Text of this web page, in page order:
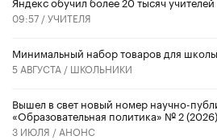
09:57 /УЧИТЕЛЯ
Минимальный набор товаров для
5 АВГУСТА / ШКОЛЬНИКИ
Вышел в свет новый номер научно-
«Образовательная политика» № 2 (2026)
3 ИЮЛЯ / АНОНС